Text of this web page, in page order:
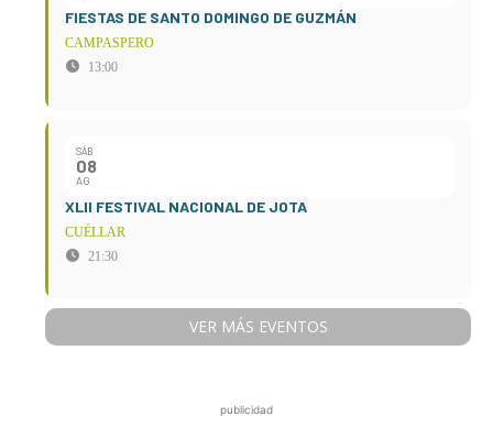
FIESTAS DE SANTO DOMINGO DE GUZMÁN
CAMPASPERO
13:00
SÁB
08
AG
XLII FESTIVAL NACIONAL DE JOTA
CUÉLLAR
21:30
VER MÁS EVENTOS
publicidad